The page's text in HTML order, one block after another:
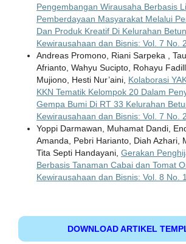
Pengembangan Wirausaha Berbasis
Pemberdayaan Masyarakat Melalui
Dan Produk Kreatif Di Kelurahan
Kewirausahaan dan Bisnis: Vol. 7 No.
Andreas Promono, Riani Sarpeka ,
Afrianto, Wahyu Sucipto, Rohayu
Mujiono, Hesti Nur’aini, Kolaborasi
KKN Tematik Kelompok 20 Dalam
Gempa Bumi Di RT 33 Kelurahan
Kewirausahaan dan Bisnis: Vol. 7 No.
Yoppi Darmawan, Muhamat Dandi,
Amanda, Pebri Harianto, Diah Azhari,
Tita Septi Handayani, Gerakan
Berbasis Tanaman Cabai dan Tomat
Kewirausahaan dan Bisnis: Vol. 8 No.
DOWNLOAD ARTIKEL